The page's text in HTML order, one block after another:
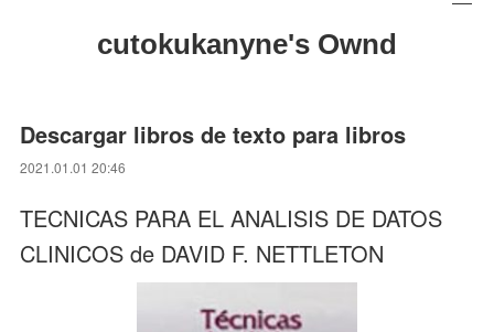
cutokukanyne's Ownd
Descargar libros de texto para libros
2021.01.01 20:46
TECNICAS PARA EL ANALISIS DE DATOS
CLINICOS de DAVID F. NETTLETON